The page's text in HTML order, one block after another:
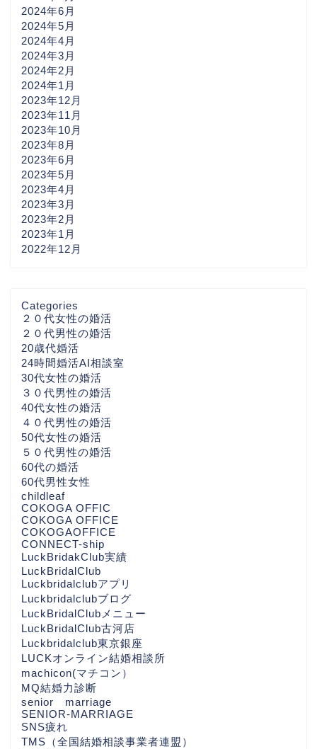
2024年6月
2024年5月
2024年4月
2024年3月
2024年2月
2024年1月
2023年12月
2023年11月
2023年10月
2023年8月
2023年6月
2023年5月
2023年4月
2023年3月
2023年2月
2023年1月
2022年12月
Categories
２０代女性の婚活
２０代男性の婚活
20歳代婚活
24時間婚活AI相談室
30代女性の婚活
３０代男性の婚活
40代女性の婚活
４０代男性の婚活
50代女性の婚活
５０代男性の婚活
60代の婚活
60代男性女性
childleaf
COKOGA OFFIC
COKOGA OFFICE
COKOGAOFFICE
CONNECT-ship
LuckBridakClub実績
LuckBridalClub
Luckbridalclubアプリ
Luckbridalclubブログ
LuckBridalClubメニュー
LuckBridalClub古河店
Luckbridalclub東京銀座
LUCKオンライン結婚相談所
machicon(マチコン）
MQ結婚力診断
senior marriage
SENIOR-MARRIAGE
SNS疲れ
TMS（全国結婚相談事業者連盟）